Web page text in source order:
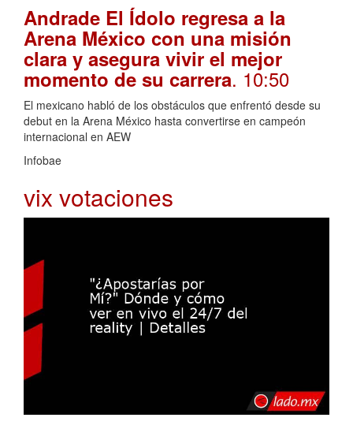
Andrade El Ídolo regresa a la
Arena México con una misión
clara y asegura vivir el mejor
momento de su carrera. 10:50
El mexicano habló de los obstáculos que enfrentó desde su
debut en la Arena México hasta convertirse en campeón
internacional en AEW
Infobae
vix votaciones